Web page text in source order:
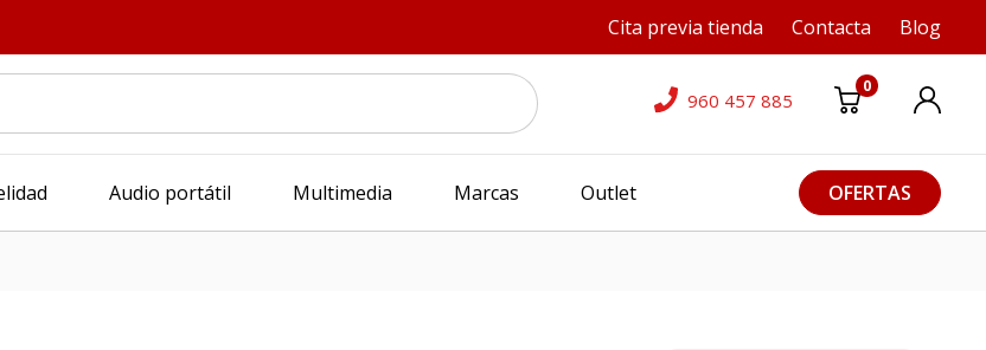
Cita previa tienda Contacta Blog
960 457 885
0
Audio portátil Multimedia Marcas Outlet OFERTAS